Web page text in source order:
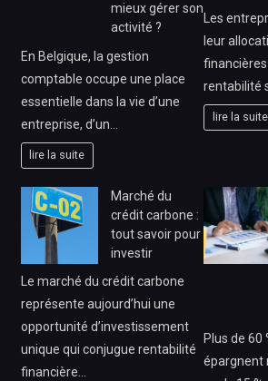
mieux gérer son
activité ?
En Belgique, la gestion
comptable occupe une place
essentielle dans la vie d’une
entreprise, d’un…
lire la suite
Les
leur
rentabilité
lire la suite
Marché du
crédit carbone :
tout savoir pour
investir
Le marché du crédit carbone
représente aujourd’hui une
opportunité d’investissement
unique qui conjugue rentabilité
financière…
Plus de 60
épargnent